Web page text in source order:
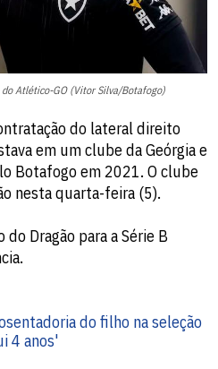
Atlético-GO (Vitor Silva/Botafogo)
do lateral direito
em um clube da Geórgia e
Botafogo em 2021. O clube
nesta quarta-feira (5).
Dragão para a Série B
do filho na seleção
4 anos'